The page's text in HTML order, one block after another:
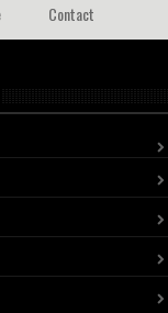
Contact